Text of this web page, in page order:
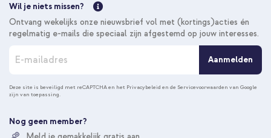
Wil je niets missen?
Ontvang wekelijks onze nieuwsbrief vol met (kortings)acties én
regelmatig e-mails die speciaal zijn afgestemd op jouw interesses.
n
n
e
Aanmelden
Deze site is beveiligd met reCAPTCHA en het Privacybeleid en de Servicevoorwaarden van Google
zijn van toepassing.
Nog geen member?